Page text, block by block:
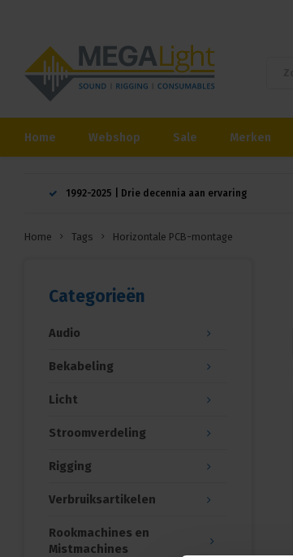
Home Webshop Sale Merken
1992-2025 | Drie decennia aan ervaring
Home Tags Horizontale PCB-montage
Categorieën
Audio
Bekabeling
Licht
Stroomverdeling
Rigging
Verbruiksartikelen
Rookmachines en
Mistmachines